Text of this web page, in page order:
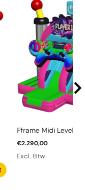
Fframe Midi Level
€2.290,00
Excl. Btw